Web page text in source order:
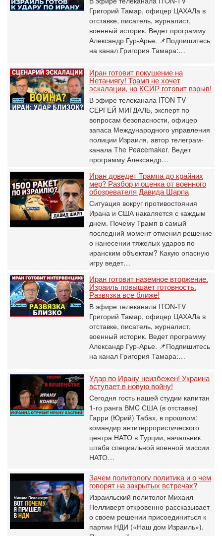
Григорий Тамар, офицер ЦАХАЛа в
отставке, писатель, журналист,
военный историк. Ведет программу
Александр Гур-Арье. 📌Подпишитесь
на канал Григория Тамара:…
Иран готовит покушение на
Нетаниягу! Трамп не хочет
эскалации, но КСИР готовит взрыв!
В эфире телеканала ITON-TV
СЕРГЕЙ МИГДАЛЬ, эксперт по
вопросам безопасности, офицер
запаса Международного управления
полиции Израиля, автор телеграм-
канала The Peacemaker. Ведет
программу Александр…
Иран доведет Трампа до крайних
мер? Разбор и оценка от военного
обозревателя Давида Шарпа
Ситуация вокруг противостояния
Ирана и США накаляется с каждым
днем. Почему Трамп в самый
последний момент отменил решение
о нанесении тяжелых ударов по
иранским объектам? Какую опасную
игру ведет…
Иран готовит наземное вторжение.
Израиль повышает готовность.
Развязка все ближе!
В эфире телеканала ITON-TV
Григорий Тамар, офицер ЦАХАЛа в
отставке, писатель, журналист,
военный историк. Ведет программу
Александр Гур-Арье. 📌Подпишитесь
на канал Григория Тамара:…
Удар по Ирану неизбежен! Украина
вступает в новую войну!
Сегодня гость нашей студии капитан
1-го ранга ВМC США (в отставке)
Гарри (Юрий) Табах, в прошлом:
командир антитеррористического
центра НАТО в Турции, начальник
штаба специальной военной миссии
НАТО…
Зачем политологу политика и о чем
говорят на закрытых встречах?
Израильский политолог Михаил
Пелливерт откровенно рассказывает
о своем решении присоединиться к
партии НДИ («Наш дом Израиль»).